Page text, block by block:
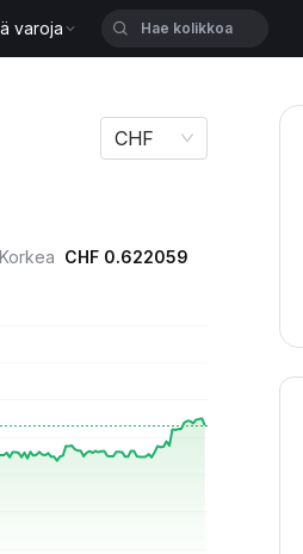
varoja
CHF
Korkea CHF 0.622059